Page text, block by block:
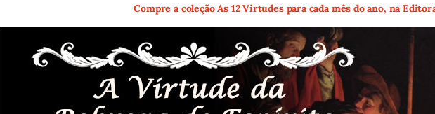
Compre a coleção As 12 Virtudes para cada mês do ano, na